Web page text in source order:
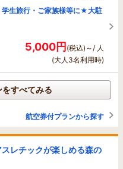
生旅行・ご家族様等に★大駐
5,000円(税込)～/ 人
(大人3名利用時)
すべてみる
航空券付プランから探す
レチックが楽しめる森の